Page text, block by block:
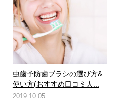
虫歯予防歯ブラシの選び方&
使い方(おすすめ口コミ人...
2019.10.05